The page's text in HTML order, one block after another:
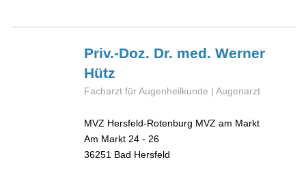
Priv.-Doz. Dr. med. Werner
Hütz
Facharzt für Augenheilkunde | Augenarzt
MVZ Hersfeld-Rotenburg MVZ am Markt
Am Markt 24 - 26
36251 Bad Hersfeld